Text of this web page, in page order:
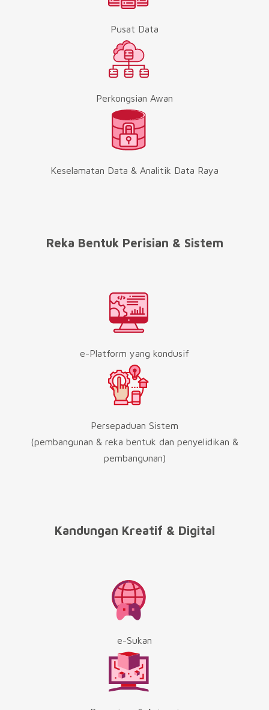
Pusat Data
Perkongsian Awan
Keselamatan Data & Analitik Data Raya
Reka Bentuk Perisian & Sistem
e-Platform yang kondusif
Persepaduan Sistem
(pembangunan & reka bentuk dan penyelidikan &
pembangunan)
Kandungan Kreatif & Digital
e-Sukan